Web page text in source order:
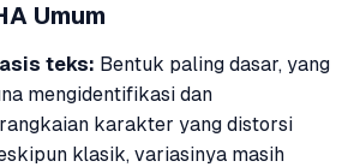
Umum
teks: Bentuk paling dasar, yang
mengidentifikasi dan
karakter yang distorsi
klasik, variasinya masih